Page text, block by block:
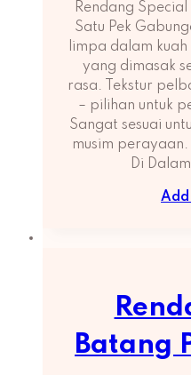
Rendang
Satu Pek
limpa dalam
yang dimasak
rasa. Tekstur
– pilihan untuk
Sangat sesuai
musim
Di
Batang